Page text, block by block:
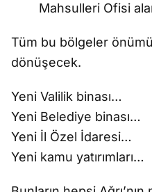
Mahsulleri Ofisi
Tüm bu bölgeler
dönüşecek.
Yeni Valilik binası…
Yeni Belediye binası…
Yeni İl Özel İdaresi…
Yeni kamu yatırımları…